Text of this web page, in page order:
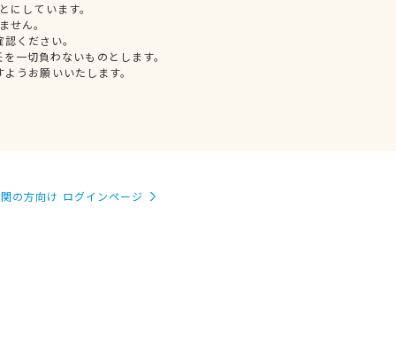
しています。
せん。
ください。
一切負わないものとします。
うお願いいたします。
の方向け ログインページ